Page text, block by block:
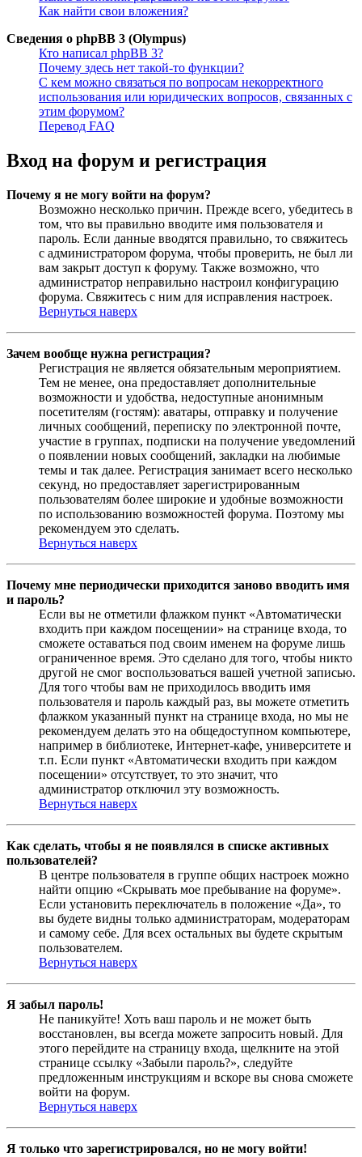
Как найти свои вложения?
Сведения о phpBB 3 (Olympus)
Кто написал phpBB 3?
Почему здесь нет такой-то функции?
С кем можно связаться по вопросам некорректного
использования или юридических вопросов, связанных с
этим форумом?
Перевод FAQ
Вход на форум и регистрация
Почему я не могу войти на форум?
Возможно несколько причин. Прежде всего, убедитесь в
том, что вы правильно вводите имя пользователя и
пароль. Если данные вводятся правильно, то свяжитесь
с администратором форума, чтобы проверить, не был ли
вам закрыт доступ к форуму. Также возможно, что
администратор неправильно настроил конфигурацию
форума. Свяжитесь с ним для исправления настроек.
Вернуться наверх
Зачем вообще нужна регистрация?
Регистрация не является обязательным мероприятием.
Тем не менее, она предоставляет дополнительные
возможности и удобства, недоступные анонимным
посетителям (гостям): аватары, отправку и получение
личных сообщений, переписку по электронной почте,
участие в группах, подписки на получение уведомлений
о появлении новых сообщений, закладки на любимые
темы и так далее. Регистрация занимает всего несколько
секунд, но предоставляет зарегистрированным
пользователям более широкие и удобные возможности
по использованию возможностей форума. Поэтому мы
рекомендуем это сделать.
Вернуться наверх
Почему мне периодически приходится заново вводить имя
и пароль?
Если вы не отметили флажком пункт «Автоматически
входить при каждом посещении» на странице входа, то
сможете оставаться под своим именем на форуме лишь
ограниченное время. Это сделано для того, чтобы никто
другой не смог воспользоваться вашей учетной записью.
Для того чтобы вам не приходилось вводить имя
пользователя и пароль каждый раз, вы можете отметить
флажком указанный пункт на странице входа, но мы не
рекомендуем делать это на общедоступном компьютере,
например в библиотеке, Интернет-кафе, университете и
т.п. Если пункт «Автоматически входить при каждом
посещении» отсутствует, то это значит, что
администратор отключил эту возможность.
Вернуться наверх
Как сделать, чтобы я не появлялся в списке активных
пользователей?
В центре пользователя в группе общих настроек можно
найти опцию «Скрывать мое пребывание на форуме».
Если установить переключатель в положение «Да», то
вы будете видны только администраторам, модераторам
и самому себе. Для всех остальных вы будете скрытым
пользователем.
Вернуться наверх
Я забыл пароль!
Не паникуйте! Хоть ваш пароль и не может быть
восстановлен, вы всегда можете запросить новый. Для
этого перейдите на страницу входа, щелкните на этой
странице ссылку «Забыли пароль?», следуйте
предложенным инструкциям и вскоре вы снова сможете
войти на форум.
Вернуться наверх
Я только что зарегистрировался, но не могу войти!